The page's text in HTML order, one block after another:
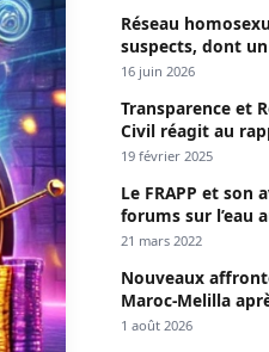
Réseau
suspects, dont un
Keur Massar ;
16 juin 2026
Transparence et
Civil réagit au
comptes
19 février 2025
Le FRAPP et son
forums sur l’eau
Dakar »
21 mars 2022
Nouveaux
Maroc-Melilla
passage
1 août 2026